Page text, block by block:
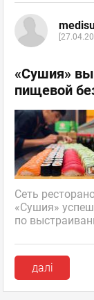
«Сушия»
пищевой
Сеть
«Сушия»
по
далі